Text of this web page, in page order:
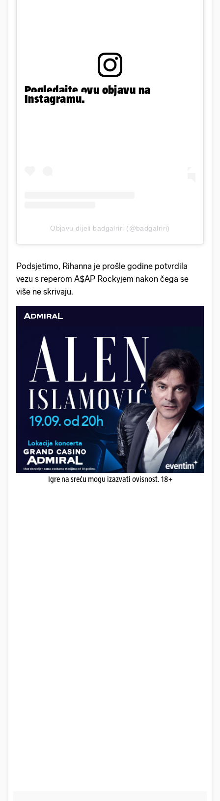
Pogledajte ovu objavu na
Instagramu.
Objavu dijeli badgalriri (@badgalriri)
Podsjetimo, Rihanna je prošle godine potvrdila
vezu s reperom A$AP Rockyjem nakon čega se
više ne skrivaju.
Igre na sreću mogu izazvati ovisnost. 18+